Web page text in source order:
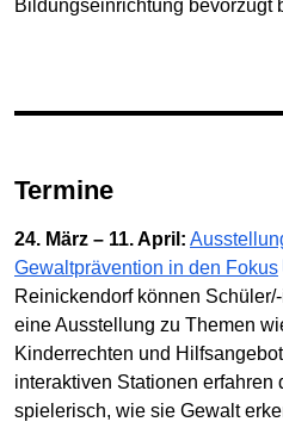
Bildungseinrichtung bevorzugt
Termine
24. März – 11. April:
Gewaltprävention in den Fokus
Reinickendorf können
eine Ausstellung zu Themen
Kinderrechten und
interaktiven Stationen erfahren
spielerisch, wie sie Gewalt